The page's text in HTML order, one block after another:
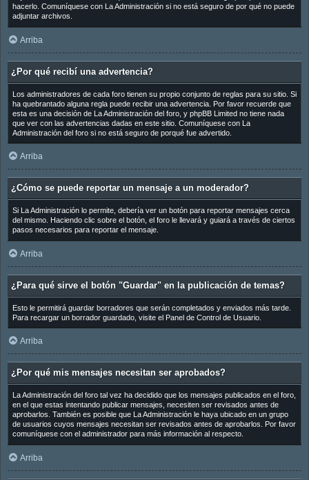
hacerlo. Comuníquese con La Administración si no está seguro de por qué no puede
adjuntar archivos.
Arriba
¿Por qué recibí una advertencia?
Los administradores de cada foro tienen su propio conjunto de reglas para su sitio. Si
ha quebrantado alguna regla puede recibir una advertencia. Por favor recuerde que
esta es una decisión de La Administración del foro, y phpBB Limited no tiene nada
que ver con las advertencias dadas en este sitio. Comuníquese con La
Administración del foro si no está seguro de porqué fue advertido.
Arriba
¿Cómo se puede reportar un mensaje a un moderador?
Si La Administración lo permite, debería ver un botón para reportar mensajes cerca
del mismo. Haciendo clic sobre el botón, el foro le llevará y guiará a través de ciertos
pasos necesarios para reportar el mensaje.
Arriba
¿Para qué sirve el botón "Guardar" en la publicación de temas?
Esto le permitirá guardar borradores que serán completados y enviados más tarde.
Para recargar un borrador guardado, visite el Panel de Control de Usuario.
Arriba
¿Por qué mis mensajes necesitan ser aprobados?
La Administración del foro tal vez ha decidido que los mensajes publicados en el foro,
en el que estas intentando publicar mensajes, necesiten ser revisados antes de
aprobarlos. También es posible que La Administración le haya ubicado en un grupo
de usuarios cuyos mensajes necesitan ser revisados antes de aprobarlos. Por favor
comuníquese con el administrador para más información al respecto.
Arriba